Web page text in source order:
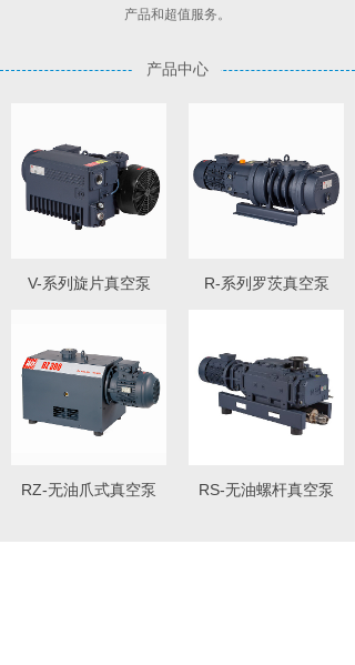
产品和超值服务。
产品中心
V-系列旋片真空泵 R-系列罗茨真空泵
RS-无油螺杆真空泵
RZ-无油爪式真空泵